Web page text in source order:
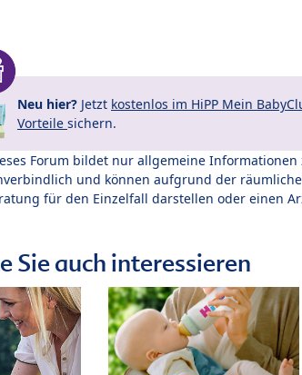
Neu hier? Jetzt kostenlos im HiPP Mein
Vorteile sichern.
Forum bildet nur allgemeine
und können aufgrund der
für den Einzelfall darstellen oder einen
Sie auch interessieren